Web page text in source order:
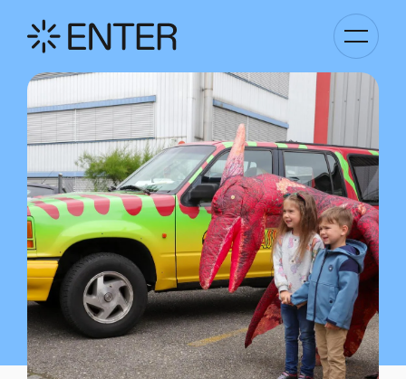
anzeigen